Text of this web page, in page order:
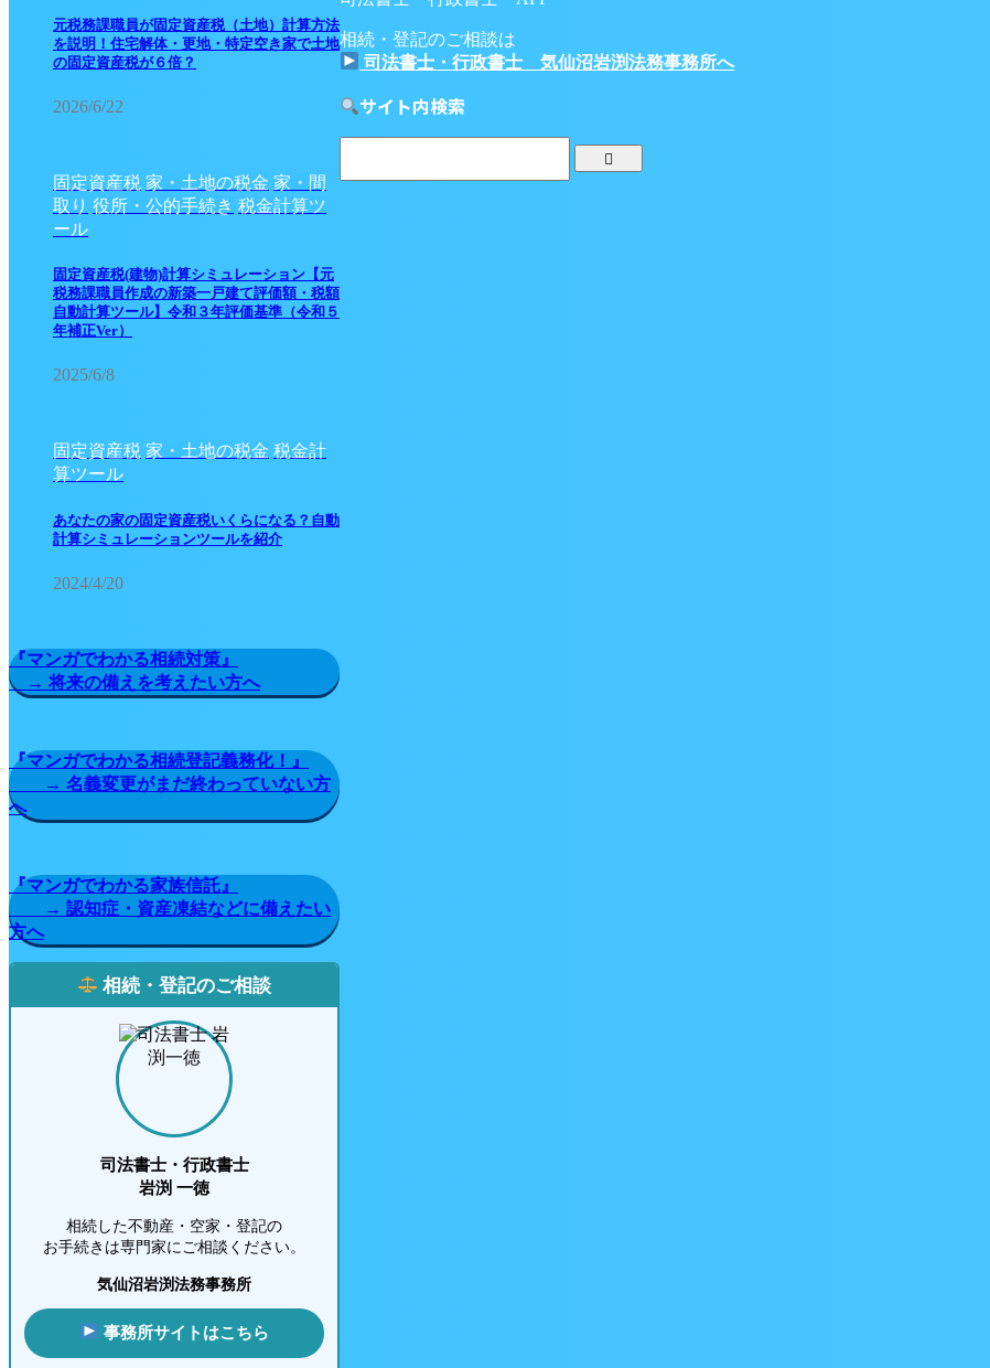
元税務課職員が固定資産税（土地）計算方法
を説明！住宅解体・更地・特定空き家で土地
の固定資産税が６倍？
2026/6/22
固定資産税 家・土地の税金 家・間
取り 役所・公的手続き 税金計算ツ
ール
固定資産税(建物)計算シミュレーション【元
税務課職員作成の新築一戸建て評価額・税額
自動計算ツール】令和３年評価基準（令和５
年補正Ver）
2025/6/8
固定資産税 家・土地の税金 税金計
算ツール
あなたの家の固定資産税いくらになる？自動
計算シミュレーションツールを紹介
2024/4/20
『マンガでわかる相続対策』
→ 将来の備えを考えたい方へ
『マンガでわかる相続登記義務化！』
→ 名義変更がまだ終わっていない方
へ
『マンガでわかる家族信託』
→ 認知症・資産凍結などに備えたい
方へ
相続・登記のご相談
司法書士・行政書士
岩渕 一徳
相続した不動産・空家・登記の
お手続きは専門家にご相談ください。
気仙沼岩渕法務事務所
事務所サイトはこちら
相続・登記のご相談は
司法書士・行政書士 気仙沼岩渕法務事務所へ
サイト内検索